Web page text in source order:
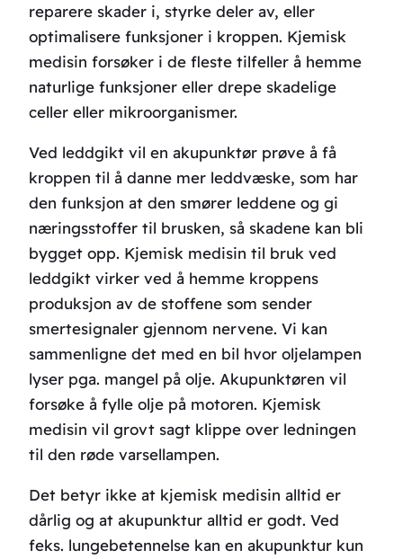
reparere skader i, styrke deler av, eller
optimalisere funksjoner i kroppen. Kjemisk
medisin forsøker i de fleste tilfeller å hemme
naturlige funksjoner eller drepe skadelige
celler eller mikroorganismer.
Ved leddgikt vil en akupunktør prøve å få
kroppen til å danne mer leddvæske, som har
den funksjon at den smører leddene og gi
næringsstoffer til brusken, så skadene kan bli
bygget opp. Kjemisk medisin til bruk ved
leddgikt virker ved å hemme kroppens
produksjon av de stoffene som sender
smertesignaler gjennom nervene. Vi kan
sammenligne det med en bil hvor oljelampen
lyser pga. mangel på olje. Akupunktøren vil
forsøke å fylle olje på motoren. Kjemisk
medisin vil grovt sagt klippe over ledningen
til den røde varsellampen.
Det betyr ikke at kjemisk medisin alltid er
dårlig og at akupunktur alltid er godt. Ved
feks. lungebetennelse kan en akupunktur kun